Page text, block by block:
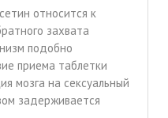
относится к
захвата
подобно
приема таблетки
мозга на сексуальный
задерживается